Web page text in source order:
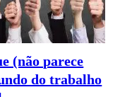
(não parece
do trabalho